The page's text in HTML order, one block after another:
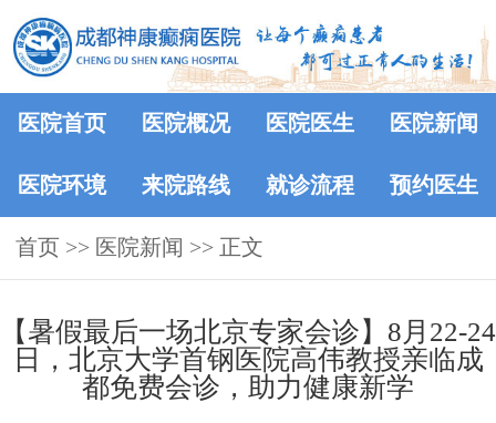
医院首页 医院概况 医院医生 医院新闻
医院环境 来院路线 就诊流程 预约医生
首页 >> 医院新闻 >> 正文
【暑假最后一场北京专家会诊】8月22-24
日，北京大学首钢医院高伟教授亲临成
都免费会诊，助力健康新学